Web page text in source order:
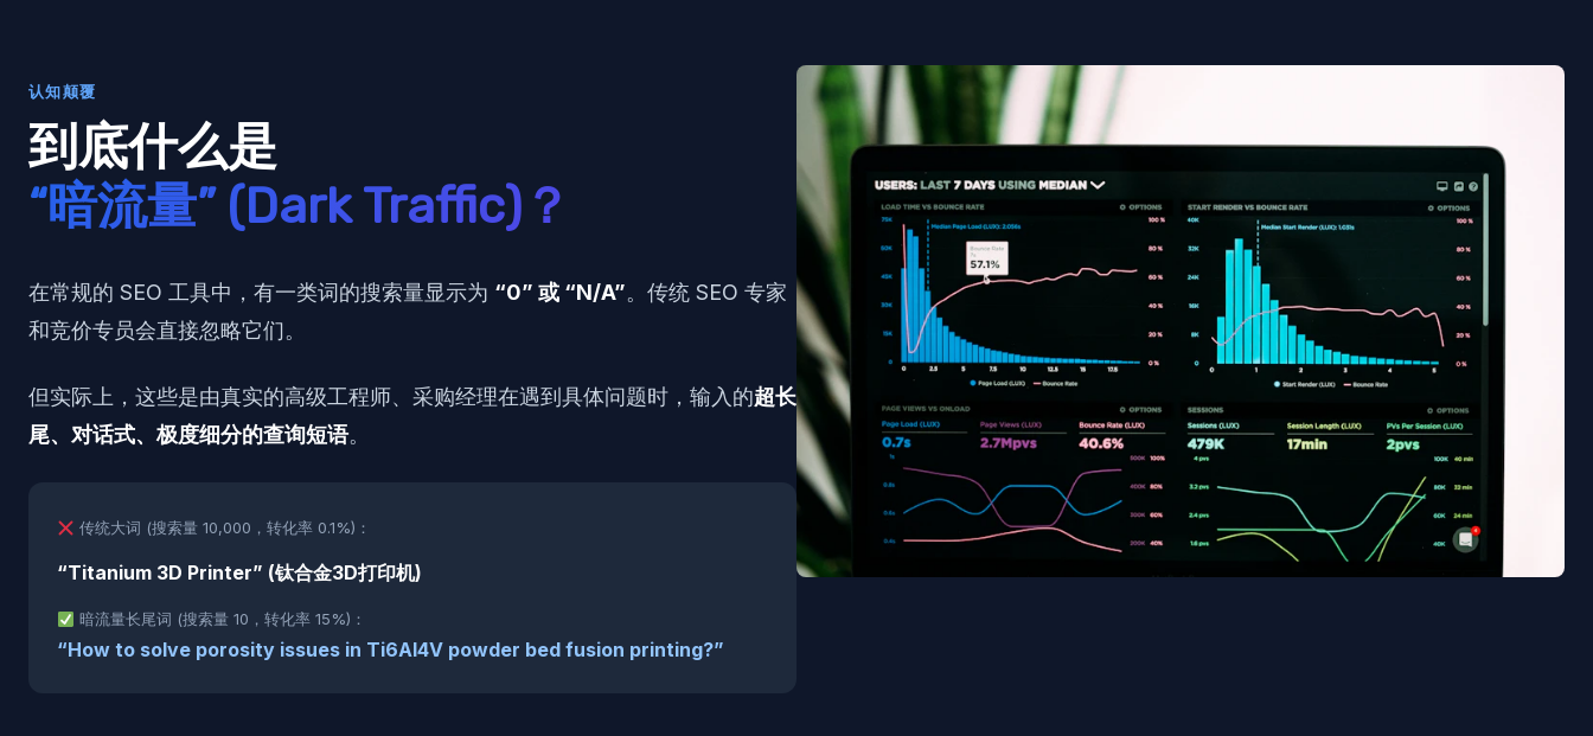
认知颠覆
到底什么是
“暗流量” (Dark Traffic)？
在常规的 SEO 工具中，有一类词的搜索量显示为 “0” 或 “N/A”。传统 SEO 专家
和竞价专员会直接忽略它们。
但实际上，这些是由真实的高级工程师、采购经理在遇到具体问题时，输入的超长
尾、对话式、极度细分的查询短语。
传统大词 (搜索量 10,000，转化率 0.1%)：
“Titanium 3D Printer” (钛合金3D打印机)
暗流量长尾词 (搜索量 10，转化率 15%)：
“How to solve porosity issues in Ti6Al4V powder bed fusion printing?”